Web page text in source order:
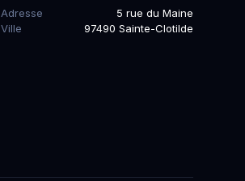
Adresse
5 rue du Maine
Ville
97490 Sainte-Clotilde